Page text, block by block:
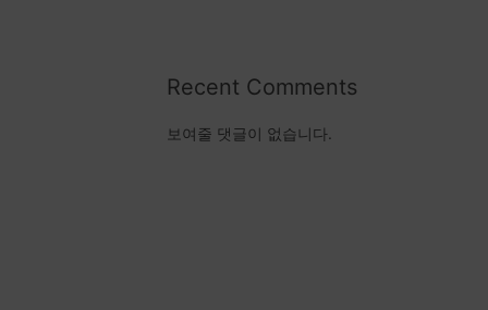
Recent Comments
보여줄 댓글이 없습니다.